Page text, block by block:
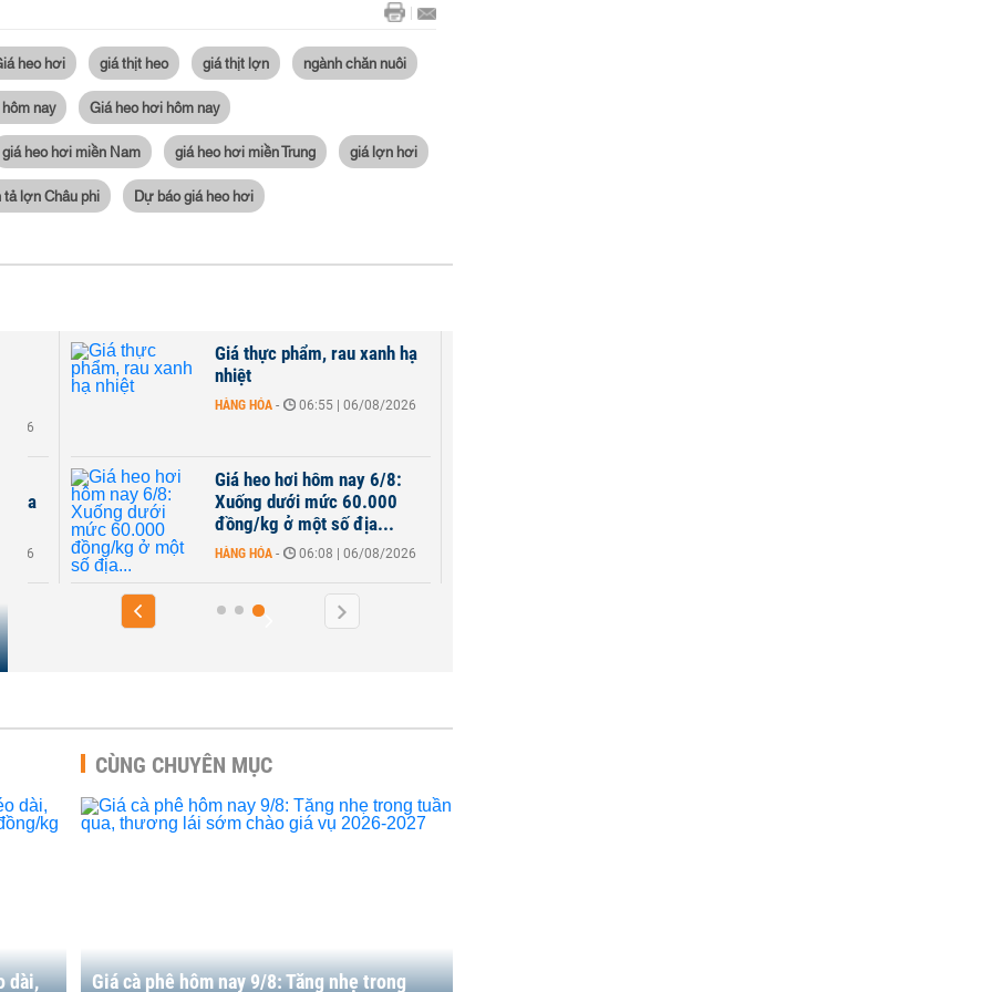
heo hơi giá thịt heo giá thịt lợn ngành chăn nuôi
nay Giá heo hơi hôm nay
giá heo hơi miền Nam giá heo hơi miền Trung giá lợn hơi
tả lợn Châu phi Dự báo giá heo hơi
2026
địa
2026
Giá thực phẩm, rau xanh hạ
nhiệt
HÀNG HÓA - 06:55 | 06/08/2026
Giá heo hơi hôm nay 6/8:
Xuống dưới mức 60.000
đồng/kg ở một số địa...
HÀNG HÓA - 06:08 | 06/08/2026
dài,
CÙNG CHUYÊN MỤC
Giá cà phê hôm nay 9/8: Tăng nhẹ trong